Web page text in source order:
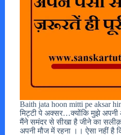
Baith jata hoon mitti pe aksar
मिट्टी पे अक्सर…क्योंकि मुझे अपनी
मैंने समंदर से सीखा है जीने का
अपनी मौज में रहना ।। ऐसा नहीं है